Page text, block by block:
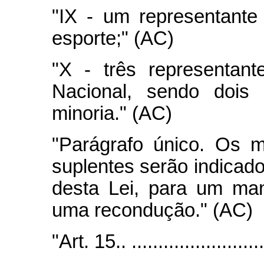
"IX - um
esporte;" (AC)
"X - três
Nacional, sendo
minoria." (AC)
"Parágrafo único. Os
suplentes serão
desta Lei, para um
uma recondução." (AC)
"Art. 15..